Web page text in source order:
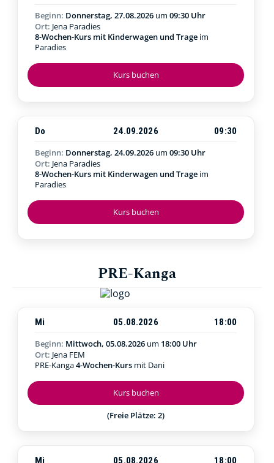
Kurs buchen
Beginn: Donnerstag, 27.08.2026 um 09:30 Uhr
Ort: Jena Paradies
8-Wochen-Kurs mit Kinderwagen und Trage im
Paradies
Kurs buchen
Do 24.09.2026
09:30
Beginn: Donnerstag, 24.09.2026 um 09:30 Uhr
Ort: Jena Paradies
8-Wochen-Kurs mit Kinderwagen und Trage im
Paradies
PRE-Kanga
Kurs buchen
(Freie Plätze: 2)
Mi 05.08.2026
18:00
Beginn: Mittwoch, 05.08.2026 um 18:00 Uhr
Ort: Jena FEM
PRE-Kanga4-Wochen-Kurs mit Dani
Mi 05.08.2026 18:00